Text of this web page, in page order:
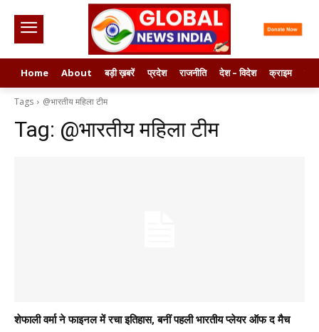
Home About बड़ी ख़बरें प्रदेश राजनीति देश – विदेश क्राइम
Tags @भारतीय महिला टीम
Tag: @भारतीय महिला टीम
शेफाली वर्मा ने फाइनल में रचा इतिहास, बनीं पहली भारतीय प्लेयर ऑफ द मैच